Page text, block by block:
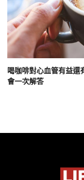
喝咖啡對心血管有益還
會一次解答